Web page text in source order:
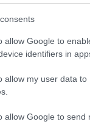
allow Google to
identifiers in
allow my user data
allow Google to send
in obratno,
«